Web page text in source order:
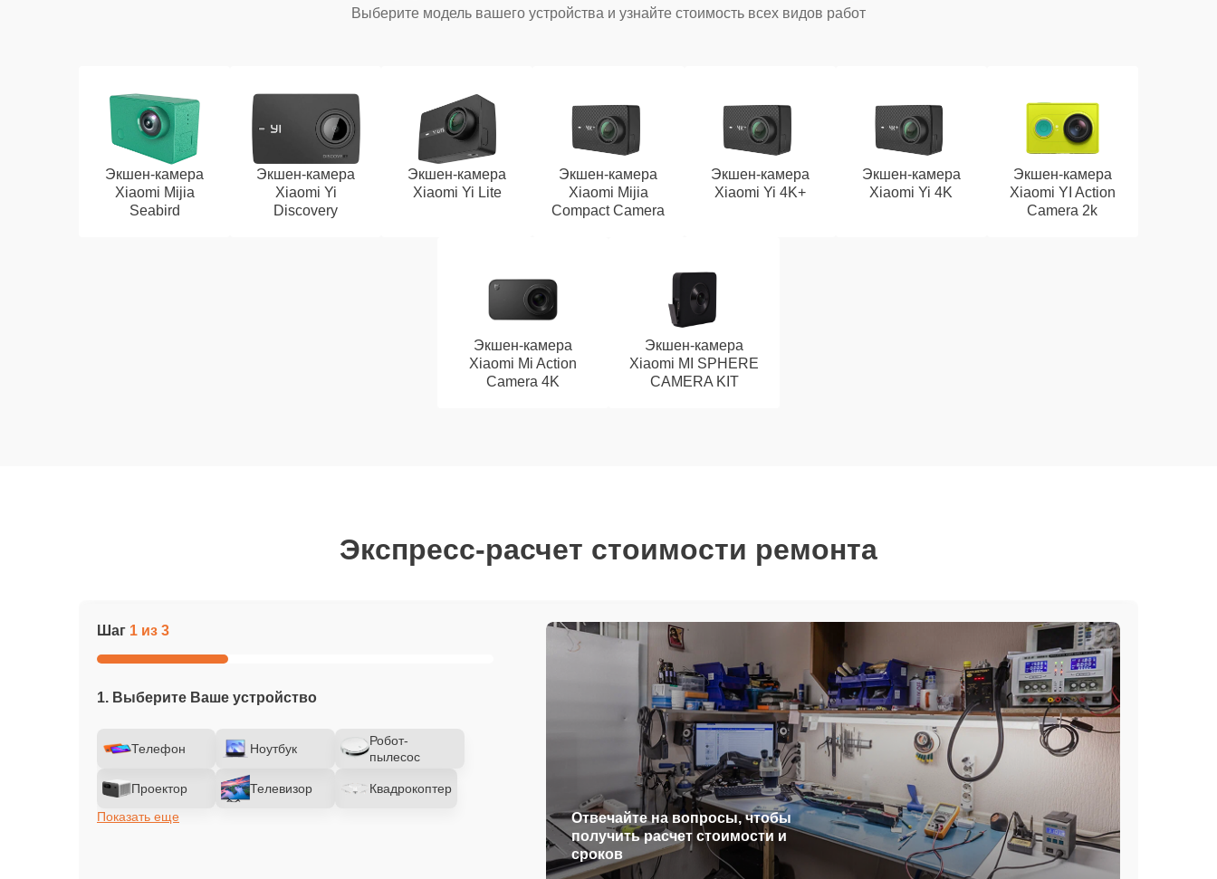
Выберите модель вашего устройства и узнайте стоимость всех видов работ
Экшен-камера
Xiaomi Mijia
Seabird
Экшен-камера
Xiaomi Yi
Discovery
Экшен-камера
Xiaomi Yi Lite
Экшен-камера
Xiaomi Mijia
Compact Camera
Экшен-камера
Xiaomi Yi 4K+
Экшен-камера
Xiaomi Yi 4K
Экшен-камера
Xiaomi YI Action
Camera 2k
Экшен-камера
Xiaomi Mi Action
Camera 4K
Экшен-камера
Xiaomi MI SPHERE
CAMERA KIT
Экспресс-расчет стоимости ремонта
Шаг 1 из 3
1. Выберите Ваше устройство
Телефон Ноутбук
Робот-
пылесос
Проектор Телевизор
Квадрокоптер
Показать еще
Отвечайте на вопросы, чтобы
получить расчет стоимости и
сроков